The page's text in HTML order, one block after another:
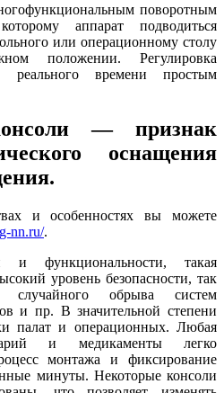
поворотным
аппарат подводиться
или операционному столу
положении. Регулировка
реального времени простым
— признак
оснащения
и особенностях вы можете
nn.ru/.
и функциональности, такая
уровень безопасности, так
случайного обрыва систем
и пр. В значительной степени
палат и операционных. Любая
и медикаменты легко
монтажа и фиксирование
минуты. Некоторые консоли